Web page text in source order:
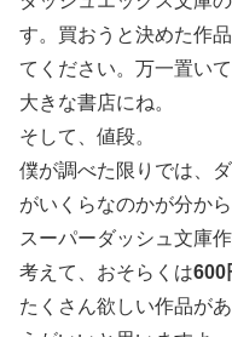
す。買おうと決めた作
てください。万一置い
大きな書店にね。
そして、値段。
僕が調べた限りでは、
がいくらなのかが分か
スーパーダッシュ文庫
考えて、おそらくは600
たくさん欲しい作品が